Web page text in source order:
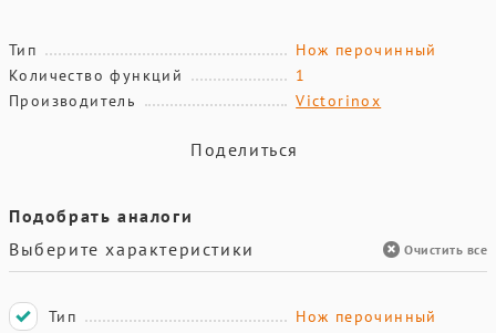
Тип
Нож перочинный
Количество функций
1
Производитель
Victorinox
Поделиться
Подобрать аналоги
Выберите характеристики
Очистить все
Тип
Нож перочинный